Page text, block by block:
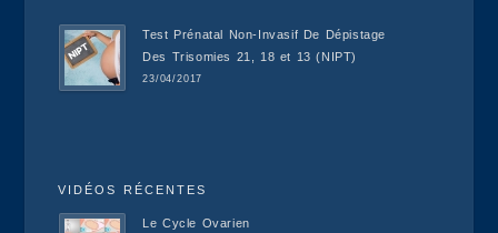
Test Prénatal Non-Invasif De Dépistage
Des Trisomies 21, 18 et 13 (NIPT)
23/04/2017
VIDÉOS RÉCENTES
Le Cycle Ovarien